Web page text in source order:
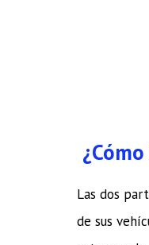
Las dos
de sus